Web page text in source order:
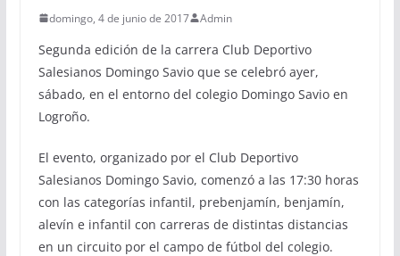
domingo, 4 de junio de 2017 Admin
Segunda edición de la carrera Club Deportivo
Salesianos Domingo Savio que se celebró ayer,
sábado, en el entorno del colegio Domingo Savio en
Logroño.
El evento, organizado por el Club Deportivo
Salesianos Domingo Savio, comenzó a las 17:30 horas
con las categorías infantil, prebenjamín, benjamín,
alevín e infantil con carreras de distintas distancias
en un circuito por el campo de fútbol del colegio.